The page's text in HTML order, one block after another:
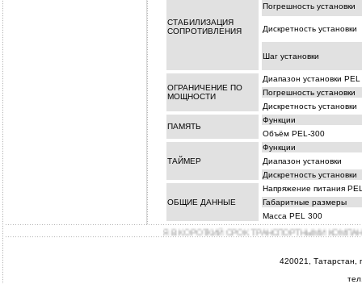
СТАБИЛИЗАЦИЯ
СОПРОТИВЛЕНИЯ
Погрешность установки
Дискретность установки
Шаг установки
ОГРАНИЧЕНИЕ ПО
МОЩНОСТИ
Диапазон установки
Погрешность установки
Дискретность установки
ПАМЯТЬ
Функции
Объём PEL-300
ТАЙМЕР
Функции
Диапазон установки
Дискретность установки
ОБЩИЕ ДАННЫЕ
Напряжение питания
Габаритные размеры
Масса PEL 300
CO., LTD” ОСУЩЕСТВЛЯЕТСЯ В КОРОТКИЙ СРОК ТРАНСПОРТНЫМИ
420021, Татарстан,